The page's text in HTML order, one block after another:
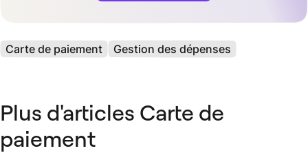
Carte de paiement Gestion des dépenses
Plus d'articles Carte de
paiement